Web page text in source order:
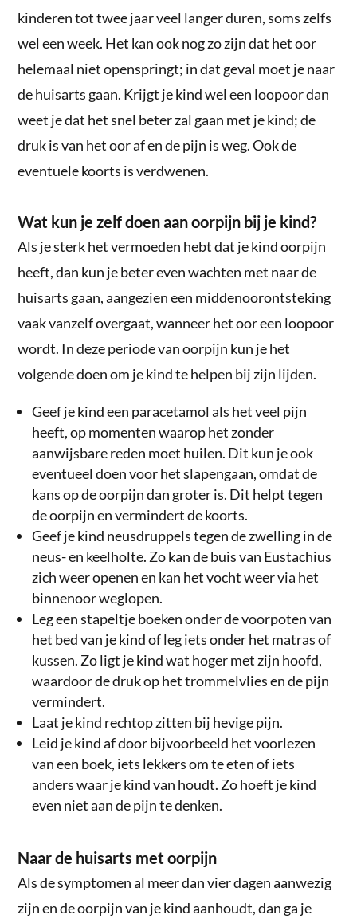
kinderen tot twee jaar veel langer duren, soms zelfs
wel een week. Het kan ook nog zo zijn dat het oor
helemaal niet openspringt; in dat geval moet je naar
de huisarts gaan. Krijgt je kind wel een loopoor dan
weet je dat het snel beter zal gaan met je kind; de
druk is van het oor af en de pijn is weg. Ook de
eventuele koorts is verdwenen.
Wat kun je zelf doen aan oorpijn bij je kind?
Als je sterk het vermoeden hebt dat je kind oorpijn
heeft, dan kun je beter even wachten met naar de
huisarts gaan, aangezien een middenoorontsteking
vaak vanzelf overgaat, wanneer het oor een loopoor
wordt. In deze periode van oorpijn kun je het
volgende doen om je kind te helpen bij zijn lijden.
Geef je kind een paracetamol als het veel pijn
heeft, op momenten waarop het zonder
aanwijsbare reden moet huilen. Dit kun je ook
eventueel doen voor het slapengaan, omdat de
kans op de oorpijn dan groter is. Dit helpt tegen
de oorpijn en vermindert de koorts.
Geef je kind neusdruppels tegen de zwelling in de
neus- en keelholte. Zo kan de buis van Eustachius
zich weer openen en kan het vocht weer via het
binnenoor weglopen.
Leg een stapeltje boeken onder de voorpoten van
het bed van je kind of leg iets onder het matras of
kussen. Zo ligt je kind wat hoger met zijn hoofd,
waardoor de druk op het trommelvlies en de pijn
vermindert.
Laat je kind rechtop zitten bij hevige pijn.
Leid je kind af door bijvoorbeeld het voorlezen
van een boek, iets lekkers om te eten of iets
anders waar je kind van houdt. Zo hoeft je kind
even niet aan de pijn te denken.
Naar de huisarts met oorpijn
Als de symptomen al meer dan vier dagen aanwezig
zijn en de oorpijn van je kind aanhoudt, dan ga je